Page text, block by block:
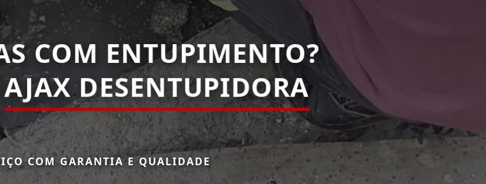
COM ENTUPIMENTO?
AJAX DESENTUPIDORA
COM GARANTIA E QUALIDADE